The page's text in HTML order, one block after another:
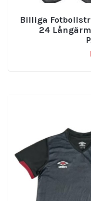
Billiga
24